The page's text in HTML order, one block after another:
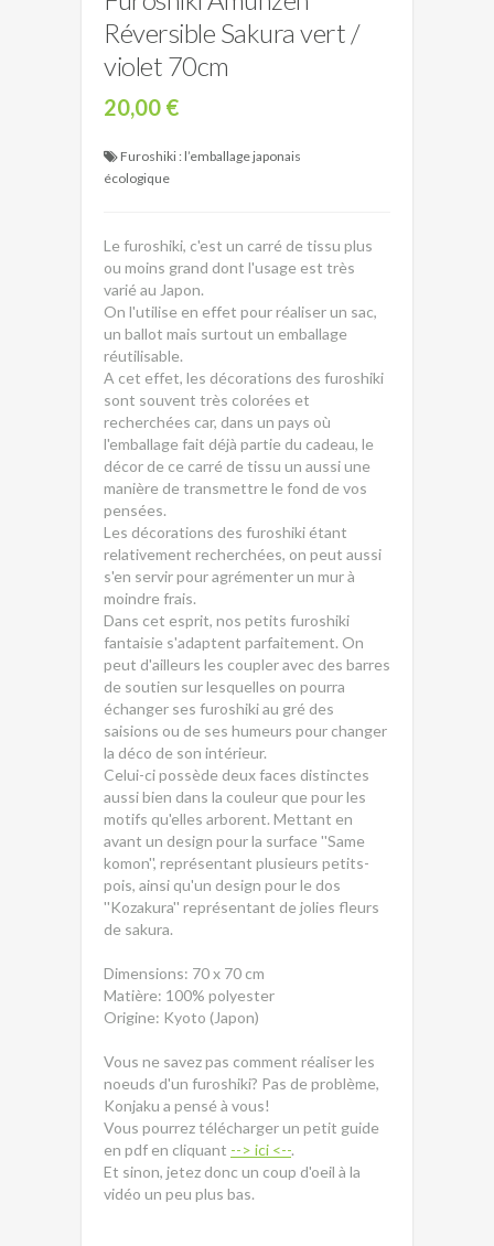
Réversible Sakura vert /
violet 70cm
20,00 €
Furoshiki : l’emballage japonais
écologique
Le furoshiki, c'est un carré de tissu plus
ou moins grand dont l'usage est très
varié au Japon.
On l'utilise en effet pour réaliser un sac,
un ballot mais surtout un emballage
réutilisable.
A cet effet, les décorations des furoshiki
sont souvent très colorées et
recherchées car, dans un pays où
l'emballage fait déjà partie du cadeau, le
décor de ce carré de tissu un aussi une
manière de transmettre le fond de vos
pensées.
Les décorations des furoshiki étant
relativement recherchées, on peut aussi
s'en servir pour agrémenter un mur à
moindre frais.
Dans cet esprit, nos petits furoshiki
fantaisie s'adaptent parfaitement. On
peut d'ailleurs les coupler avec des barres
de soutien sur lesquelles on pourra
échanger ses furoshiki au gré des
saisions ou de ses humeurs pour changer
la déco de son intérieur.
Celui-ci possède deux faces distinctes
aussi bien dans la couleur que pour les
motifs qu'elles arborent. Mettant en
avant un design pour la surface ''Same
komon'', représentant plusieurs petits-
pois, ainsi qu'un design pour le dos
''Kozakura'' représentant de jolies fleurs
de sakura.
Dimensions: 70 x 70 cm
Matière: 100% polyester
Origine: Kyoto (Japon)
Vous ne savez pas comment réaliser les
noeuds d'un furoshiki? Pas de problème,
Konjaku a pensé à vous!
Vous pourrez télécharger un petit guide
en pdf en cliquant --> ici <--.
Et sinon, jetez donc un coup d'oeil à la
vidéo un peu plus bas.